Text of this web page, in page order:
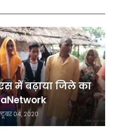
में बढ़ाया जिले का
04, 2020